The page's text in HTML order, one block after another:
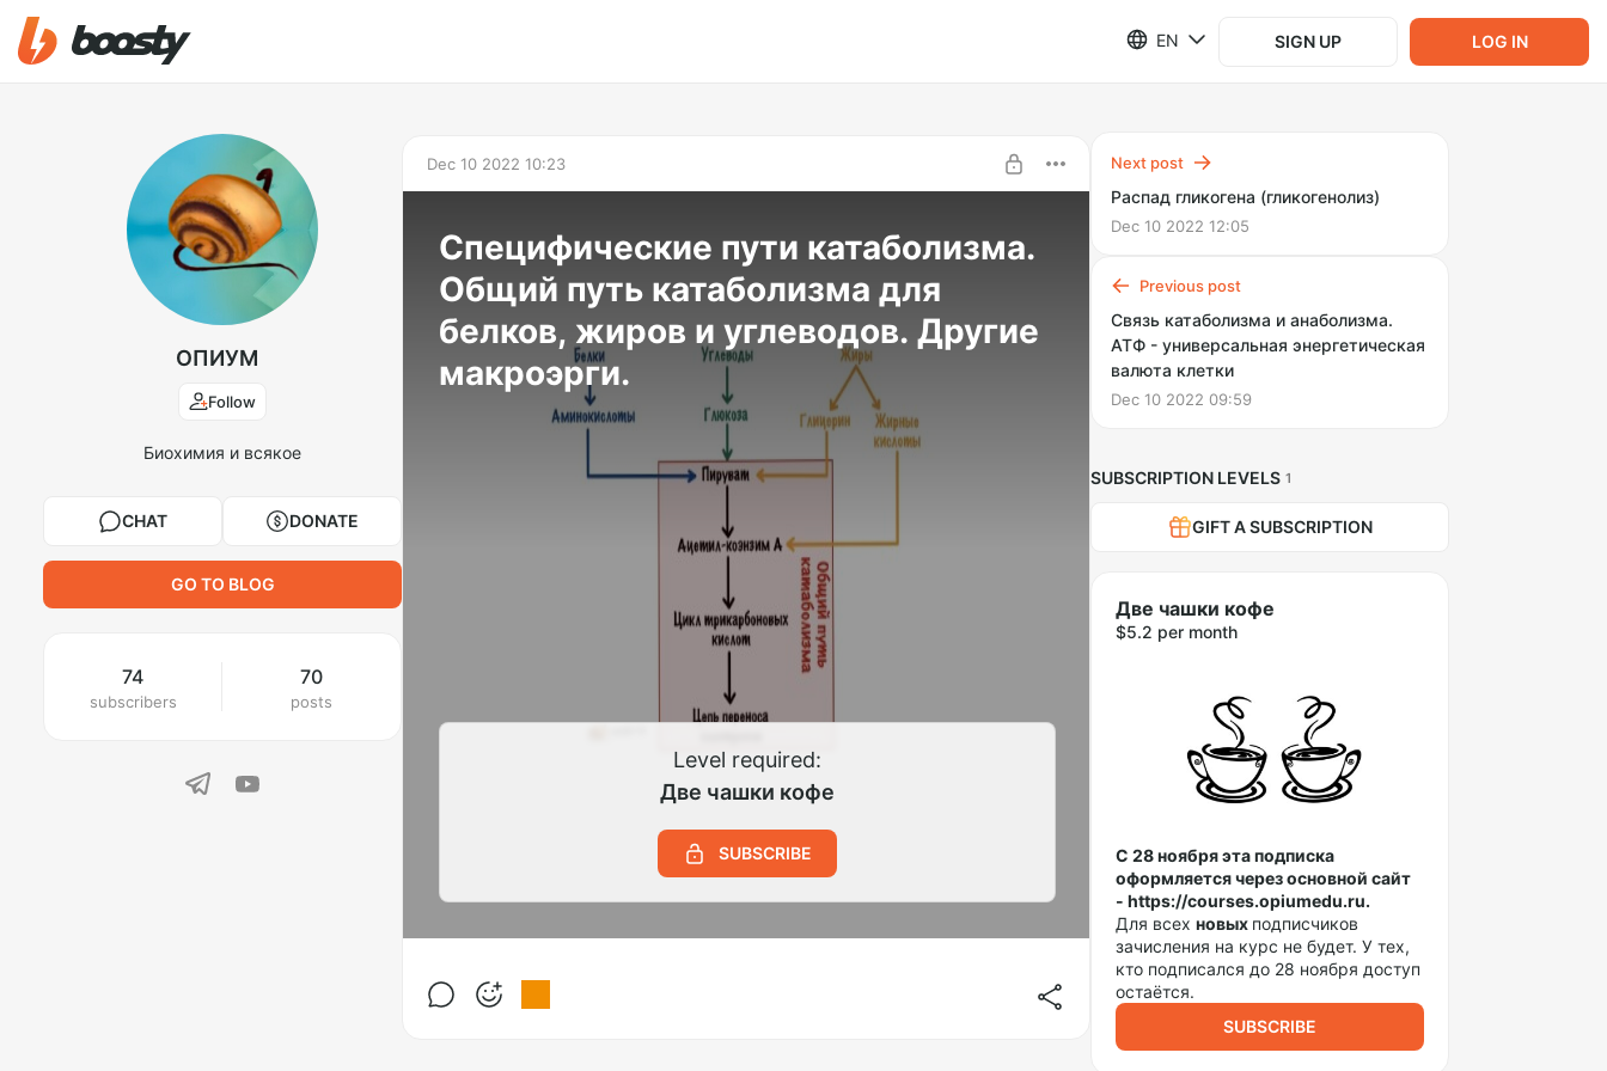
EN SIGN UP LOG IN
ОПИУМ
Follow
Биохимия и всякое
CHAT DONATE
GO TO BLOG
74
subscribers
70
posts
Dec 10 2022 10:23
Специфические пути катаболизма.
Общий путь катаболизма для
белков, жиров и углеводов. Другие
макроэрги.
Level required:
Две чашки кофе
SUBSCRIBE
Next post
Распад гликогена (гликогенолиз)
Dec 10 2022 12:05
Previous post
Связь катаболизма и анаболизма.
АТФ - универсальная энергетическая
валюта клетки
Dec 10 2022 09:59
SUBSCRIPTION LEVELS 1
GIFT A SUBSCRIPTION
Две чашки кофе
$5.2 per month
С 28 ноября эта подписка
оформляется через основной сайт
- https://courses.opiumedu.ru.
Для всех новых подписчиков
зачисления на курс не будет. У тех,
кто подписался до 28 ноября доступ
остаётся.
SUBSCRIBE